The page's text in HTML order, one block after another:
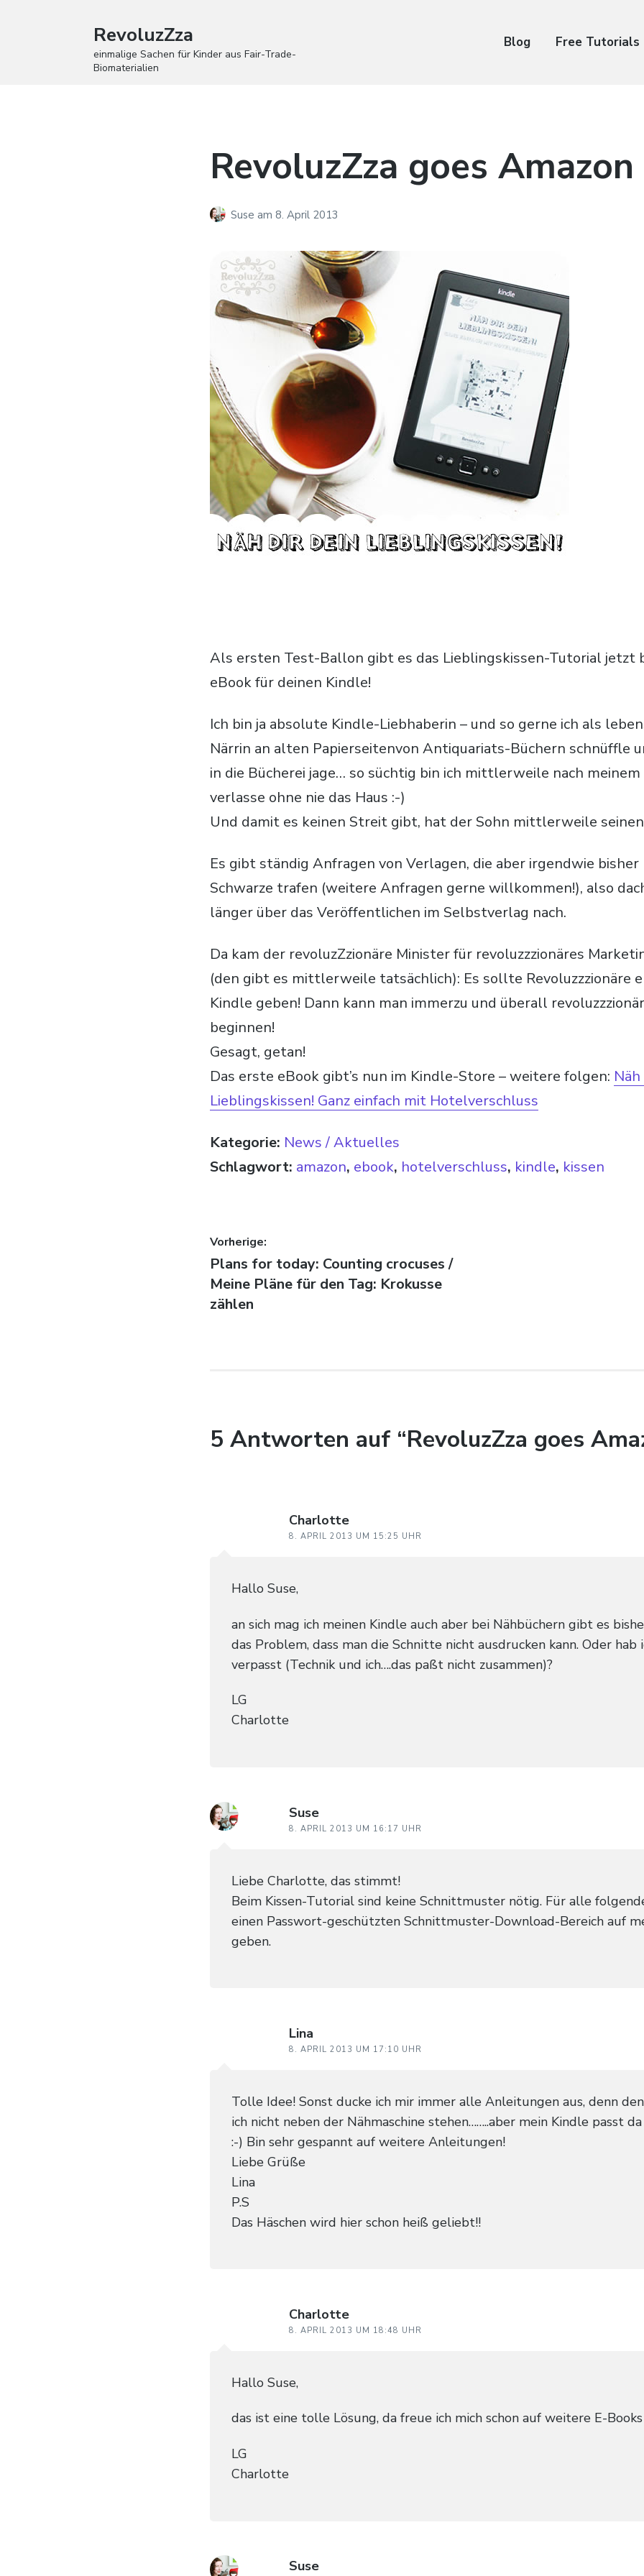
RevoluzZza
einmalige Sachen für Kinder aus Fair-Trade-
Biomaterialien
Blog Free Tutorials
RevoluzZza goes Amazon
Suseam 8. April 2013
Als ersten Test-Ballon gibt es das Lieblingskissen-Tutorial jetzt
eBook für deinen Kindle!
Ich bin ja absolute Kindle-Liebhaberin – und so gerne ich als
Närrin an alten Papierseitenvon Antiquariats-Büchern schnüffle
in die Bücherei jage… so süchtig bin ich mittlerweile nach
verlasse ohne nie das Haus :-)
Und damit es keinen Streit gibt, hat der Sohn mittlerweile
Es gibt ständig Anfragen von Verlagen, die aber irgendwie bisher
Schwarze trafen (weitere Anfragen gerne willkommen!), also
länger über das Veröffentlichen im Selbstverlag nach.
Da kam der revoluzZzionäre Minister für revoluzzzionäres
(den gibt es mittlerweile tatsächlich): Es sollte Revoluzzzionäre
Kindle geben! Dann kann man immerzu und überall
beginnen!
Gesagt, getan!
Das erste eBook gibt’s nun im Kindle-Store – weitere folgen:
Lieblingskissen! Ganz einfach mit Hotelverschluss
Kategorie: News / Aktuelles
Schlagwort: amazon, ebook, hotelverschluss, kindle, kissen
Beitragsnavigation
Vorherige:
Vorheriger Beitrag:
Plans for today: Counting crocuses /
Meine Pläne für den Tag: Krokusse
zählen
5 Antworten auf “RevoluzZza goes
Charlotte
8. APRIL 2013 UM 15:25 UHR
Hallo Suse,
an sich mag ich meinen Kindle auch aber bei Nähbüchern gibt es
das Problem, dass man die Schnitte nicht ausdrucken kann. Oder hab
verpasst (Technik und ich….das paßt nicht zusammen)?
LG
Charlotte
Suse
8. APRIL 2013 UM 16:17 UHR
Liebe Charlotte, das stimmt!
Beim Kissen-Tutorial sind keine Schnittmuster nötig. Für alle
einen Passwort-geschützten Schnittmuster-Download-Bereich auf
geben.
Lina
8. APRIL 2013 UM 17:10 UHR
Tolle Idee! Sonst ducke ich mir immer alle Anleitungen aus, denn
ich nicht neben der Nähmaschine stehen……..aber mein Kindle passt da
:-) Bin sehr gespannt auf weitere Anleitungen!
Liebe Grüße
Lina
P.S
Das Häschen wird hier schon heiß geliebt!!
Charlotte
8. APRIL 2013 UM 18:48 UHR
Hallo Suse,
das ist eine tolle Lösung, da freue ich mich schon auf weitere E-
LG
Charlotte
Suse